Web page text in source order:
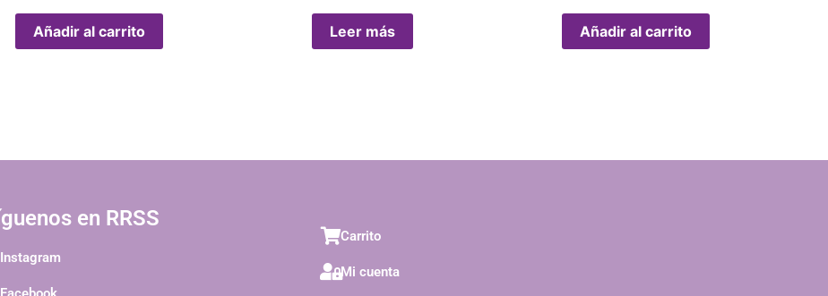
Añadir al carrito Leer más Añadir al carrito
en RRSS
Instagram
Carrito
Mi cuenta